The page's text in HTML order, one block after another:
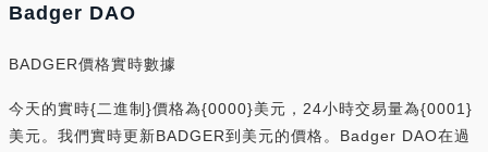
Badger DAO
BADGER價格實時數據
今天的實時{二進制}價格為{0000}美元，24小時交易量為{0001}
美元。我們實時更新BADGER到美元的價格。Badger DAO在過